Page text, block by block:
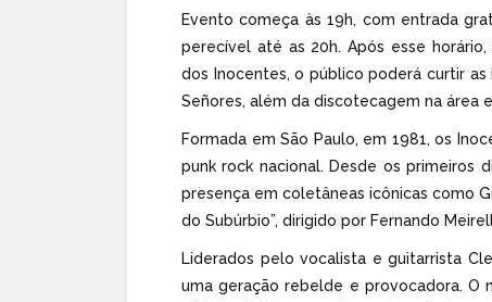
Evento começa às 19h, com entrada
perecível até as 20h. Após esse
dos Inocentes, o público poderá curtir as
Señores, além da discotecagem na área
Formada em São Paulo, em 1981, os
punk rock nacional. Desde os primeiros
presença em coletâneas icônicas como
do Subúrbio”, dirigido por Fernando
Liderados pelo vocalista e guitarrista
uma geração rebelde e provocadora. O